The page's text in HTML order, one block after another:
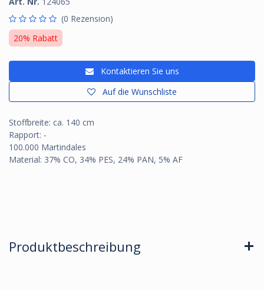
(0 Rezension)
20% Rabatt
Kontaktieren Sie uns
Auf die Wunschliste
Stoffbreite: ca. 140 cm
Rapport: -
100.000 Martindales
Material: 37% CO, 34% PES, 24% PAN, 5% AF
Produktbeschreibung